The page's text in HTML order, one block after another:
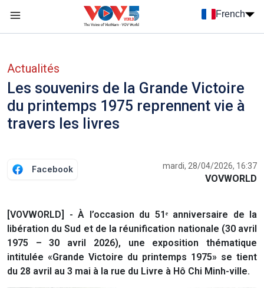
French
Actualités
Les souvenirs de la Grande Victoire
du printemps 1975 reprennent vie à
travers les livres
Facebook mardi, 28/04/2026, 16:37
VOVWORLD
[VOVWORLD] - À l’occasion du 51ᵉ anniversaire de la
libération du Sud et de la réunification nationale (30 avril
1975 – 30 avril 2026), une exposition thématique
intitulée «Grande Victoire du printemps 1975» se tient
du 28 avril au 3 mai à la rue du Livre à Hô Chi Minh-ville.